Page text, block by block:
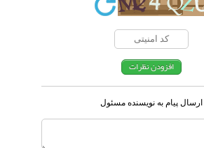
پیام به نویسنده مسئول